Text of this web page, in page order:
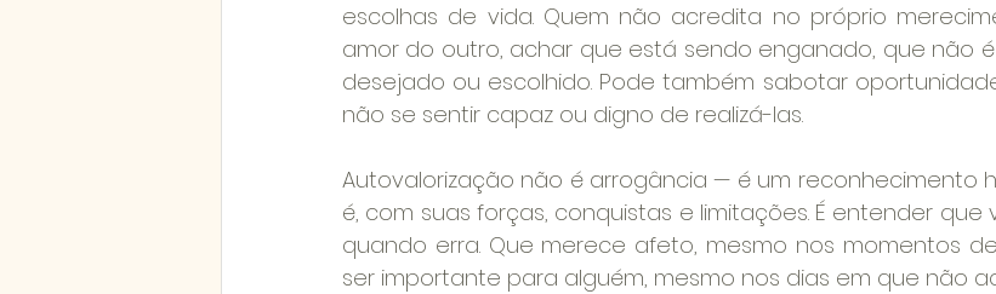
escolhas de vida. Quem não acredita no próprio
amor do outro, achar que está sendo enganado, que não
desejado ou escolhido. Pode também sabotar
não se sentir capaz ou digno de realizá-las.
Autovalorização não é arrogância — é um reconhecimento
é, com suas forças, conquistas e limitações. É entender
quando erra. Que merece afeto, mesmo nos momentos
ser importante para alguém, mesmo nos dias em que não